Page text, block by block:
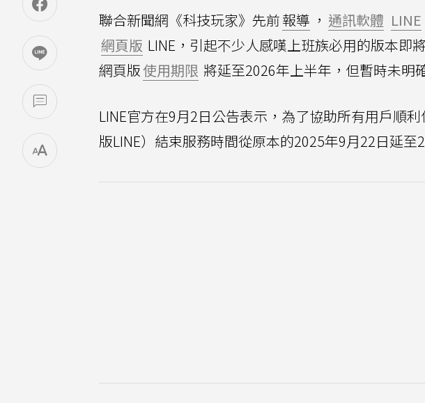
聯合新聞網《科技玩家》先前報導 ， 通訊軟體 LINE
網頁版 LINE，引起不少人感嘆上班族必用的版本即
網頁版使用期限 將延至2026年上半年，但暫時未明
LINE官方在9月2日公告表示，為了協助所有用戶順
版LINE）結束服務時間從原本的2025年9月22日延至